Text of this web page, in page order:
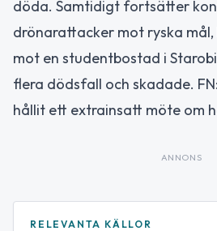
döda. Samtidigt fortsätter
drönarattacker mot ryska
mot en studentbostad i
flera dödsfall och skadade.
hållit ett extrainsatt möte om
ANNONS
RELEVANTA KÄLLOR